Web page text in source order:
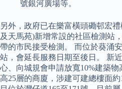
號銀河廣場等。
另外，政府已在樂富橫頭磡邨宏
及天馬苑)新增常設的社區檢測站
帶的市民接受檢測。 而位於葵涌
站，會延長服務日期至後日。 新
心、向城規會申請放寬10%建築
高25層的商廈，涉建可建總樓面